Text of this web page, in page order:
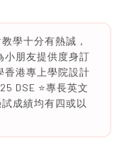
學十分有熱誠，
小朋友提供度身訂
香港專上學院設計
DSE ⭐️專長英文
成績均有四或以